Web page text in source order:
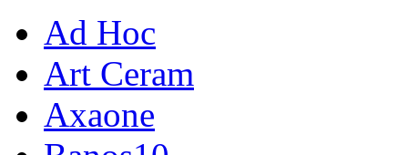
Ad Hoc
Art Ceram
Axaone